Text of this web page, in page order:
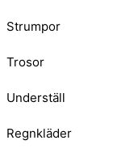
Strumpor
Trosor
Underställ
Regnkläder